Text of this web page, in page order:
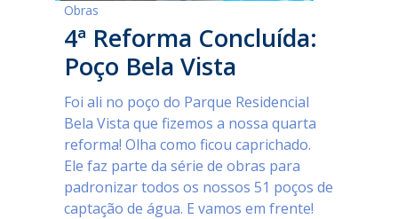
Obras
4ª Reforma Concluída:
Poço Bela Vista
Foi ali no poço do Parque Residencial
Bela Vista que fizemos a nossa quarta
reforma! Olha como ficou caprichado.
Ele faz parte da série de obras para
padronizar todos os nossos 51 poços de
captação de água. E vamos em frente!